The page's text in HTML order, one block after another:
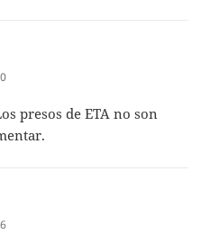
presos de ETA no son